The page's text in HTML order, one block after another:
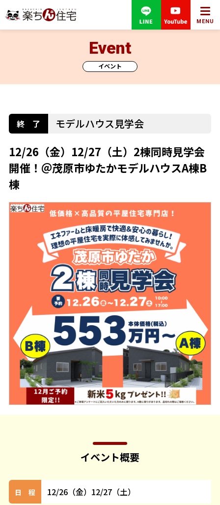
MENU
イベント
Event
モデルハウス見学会
12/26（金）12/27（土）2棟同時見学会
開催！＠茂原市ゆたかモデルハウスA棟B
棟
イベント概要
日 程 12/26（金）12/27（土）